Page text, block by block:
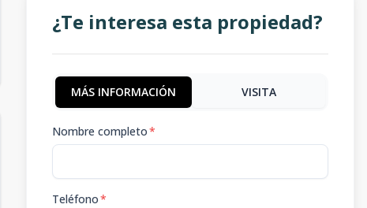
¿Te interesa esta propiedad?
MÁS INFORMACIÓN VISITA
Nombre completo*
Teléfono*